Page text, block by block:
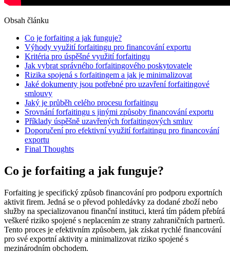
Obsah článku
Co je forfaiting a jak funguje?
Výhody využití forfaitingu pro financování exportu
Kritéria pro úspěšné využití forfaitingu
Jak vybrat správného forfaitingového poskytovatele
Rizika spojená s forfaitingem a jak je minimalizovat
Jaké dokumenty jsou potřebné pro uzavření forfaitingové
smlouvy
Jaký je průběh celého procesu forfaitingu
Srovnání forfaitingu s jinými způsoby financování exportu
Příklady úspěšně uzavřených forfaitingových smluv
Doporučení pro efektivní využití forfaitingu pro financování
exportu
Final Thoughts
Co je forfaiting a jak funguje?
Forfaiting je specifický způsob financování pro podporu exportních
aktivit firem. Jedná se o převod pohledávky za dodané zboží nebo
služby na specializovanou finanční instituci, která tím pádem přebírá
veškeré riziko spojené s neplacením ze strany zahraničních partnerů.
Tento proces je efektivním způsobem, jak získat rychlé financování
pro své exportní aktivity a minimalizovat riziko spojené s
mezinárodním obchodem.